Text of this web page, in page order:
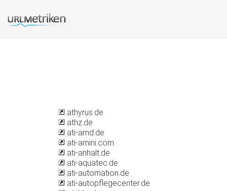
athyrus.de
athz.de
ati-amd.de
ati-amini.com
ati-anhalt.de
ati-aquatec.de
ati-automation.de
ati-autopflegecenter.de